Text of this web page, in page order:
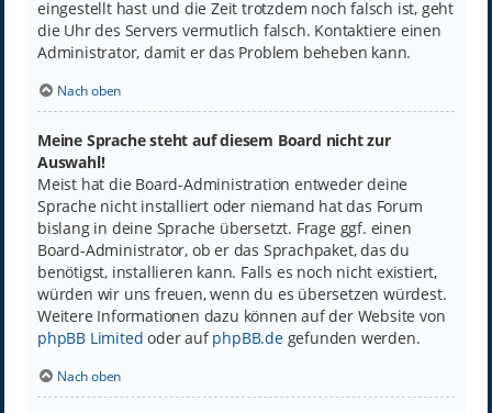
eingestellt hast und die Zeit trotzdem noch falsch ist, geht
die Uhr des Servers vermutlich falsch. Kontaktiere einen
Administrator, damit er das Problem beheben kann.
Nach oben
Meine Sprache steht auf diesem Board nicht zur
Auswahl!
Meist hat die Board-Administration entweder deine
Sprache nicht installiert oder niemand hat das Forum
bislang in deine Sprache übersetzt. Frage ggf. einen
Board-Administrator, ob er das Sprachpaket, das du
benötigst, installieren kann. Falls es noch nicht existiert,
würden wir uns freuen, wenn du es übersetzen würdest.
Weitere Informationen dazu können auf der Website von
phpBB Limited oder aufphpBB.degefunden werden.
Nach oben